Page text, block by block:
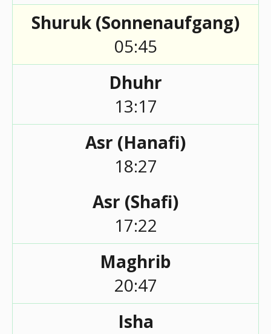
Shuruk (Sonnenaufgang)
05:45
Dhuhr
13:17
Asr (Hanafi)
18:27
Asr (Shafi)
17:22
Maghrib
20:47
Isha